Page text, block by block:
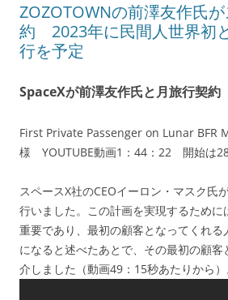
ZOZOTOWNの前澤友作氏
約 2023年に民間人世界初
行を予定
SpaceXが前澤友作氏と月旅行契約
First Private Passenger on Lunar BFR
様 YOUTUBE動画1：44：22 開始は28
スペースX社のCEOイーロン・マスク氏
行いました。この計画を実現するために
重要であり、最初の顧客となってくれる
になると述べたあとで、その最初の顧客
介しました（動画49：15秒あたりから）